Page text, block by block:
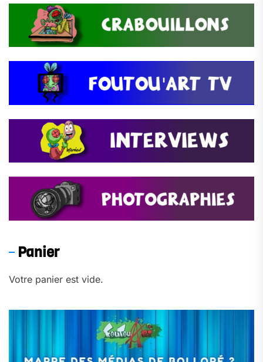
Panier
Votre panier est vide.